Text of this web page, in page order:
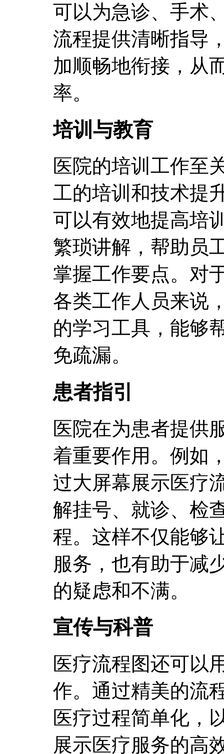
可以为急诊、手术
流程提供清晰指导
加顺畅地衔接，从
率。
培训与教育
医院的培训工作至
工的培训和技术提
可以有效地提高培
繁琐讲解，帮助员
掌握工作要点。对
各类工作人员来说
的学习工具，能够
免疏漏。
患者指引
医院在为患者提供
着重要作用。例如
过大屏幕展示医疗
解挂号、就诊、检
程。这样不仅能够
服务，也有助于减
的疑虑和不满。
宣传与科普
医疗流程图还可以
作。通过精美的流
医疗过程简单化，
展示医疗服务的高